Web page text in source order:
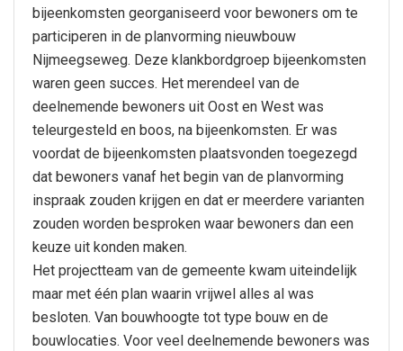
bijeenkomsten georganiseerd voor bewoners om te
participeren in de planvorming nieuwbouw
Nijmeegseweg. Deze klankbordgroep bijeenkomsten
waren geen succes. Het merendeel van de
deelnemende bewoners uit Oost en West was
teleurgesteld en boos, na bijeenkomsten. Er was
voordat de bijeenkomsten plaatsvonden toegezegd
dat bewoners vanaf het begin van de planvorming
inspraak zouden krijgen en dat er meerdere varianten
zouden worden besproken waar bewoners dan een
keuze uit konden maken.
Het projectteam van de gemeente kwam uiteindelijk
maar met één plan waarin vrijwel alles al was
besloten. Van bouwhoogte tot type bouw en de
bouwlocaties. Voor veel deelnemende bewoners was